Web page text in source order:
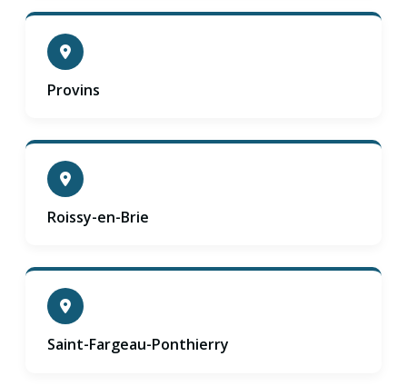
Provins
Roissy-en-Brie
Saint-Fargeau-Ponthierry